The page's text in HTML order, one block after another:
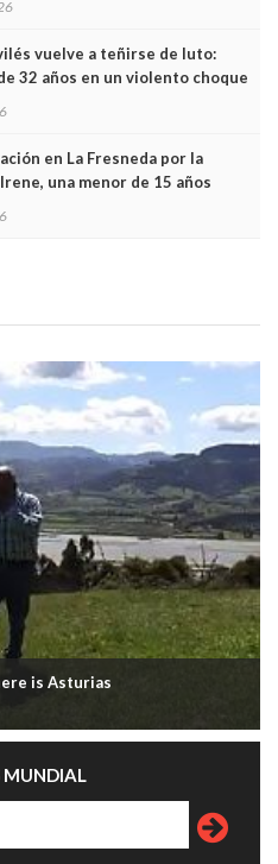
vuelve a teñirse de luto:
32 años en un violento choque
en La Fresneda por la
una menor de 15 años
is Asturias
MUNDIAL